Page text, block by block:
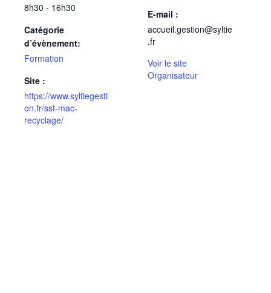
8h30 - 16h30
Catégorie
d’évènement:
Formation
Site :
https://www.syltiegesti
on.fr/sst-mac-
recyclage/
E-mail :
accueil.gestion@syltie
.fr
Voir le site
Organisateur